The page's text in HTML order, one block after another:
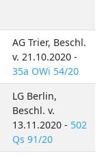
AG Trier, Beschl.
v. 21.10.2020 -
35a OWi 54/20
LG Berlin,
Beschl. v.
13.11.2020 - 502
Qs 91/20